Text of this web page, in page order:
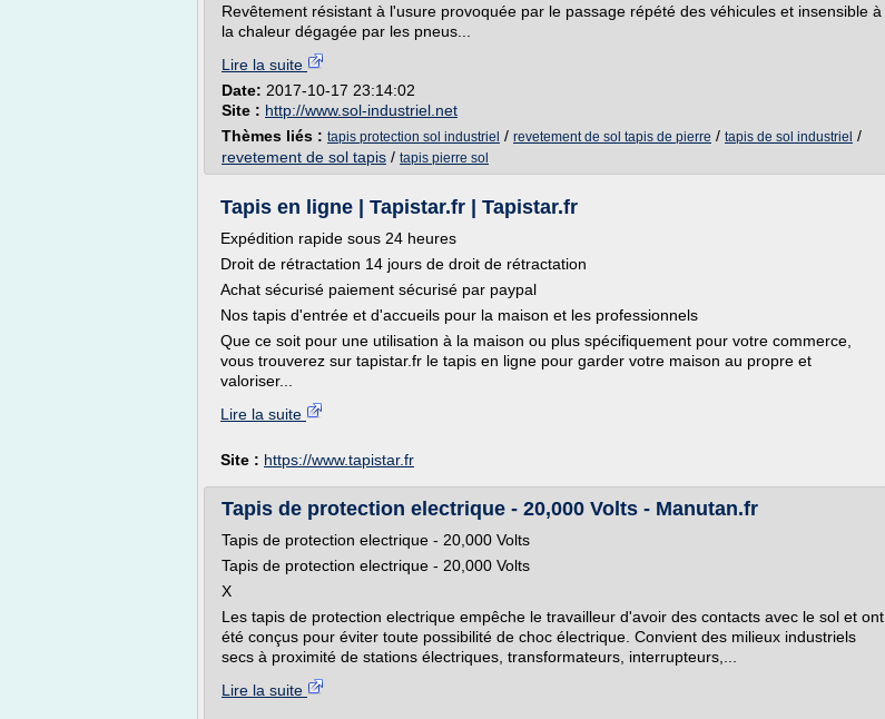
Revêtement résistant à l'usure provoquée par le passage répété des véhicules et insensible à
la chaleur dégagée par les pneus...
Lire la suite
Date: 2017-10-17 23:14:02
Site : http://www.sol-industriel.net
Thèmes liés : tapis protection sol industriel / revetement de sol tapis de pierre / tapis de sol industriel /
revetement de sol tapis / tapis pierre sol
Tapis en ligne | Tapistar.fr | Tapistar.fr
Expédition rapide sous 24 heures
Droit de rétractation 14 jours de droit de rétractation
Achat sécurisé paiement sécurisé par paypal
Nos tapis d'entrée et d'accueils pour la maison et les professionnels
Que ce soit pour une utilisation à la maison ou plus spécifiquement pour votre commerce,
vous trouverez sur tapistar.fr le tapis en ligne pour garder votre maison au propre et
valoriser...
Lire la suite
Site : https://www.tapistar.fr
Tapis de protection electrique - 20,000 Volts - Manutan.fr
Tapis de protection electrique - 20,000 Volts
Tapis de protection electrique - 20,000 Volts
X
Les tapis de protection electrique empêche le travailleur d'avoir des contacts avec le sol et ont
été conçus pour éviter toute possibilité de choc électrique. Convient des milieux industriels
secs à proximité de stations électriques, transformateurs, interrupteurs,...
Lire la suite